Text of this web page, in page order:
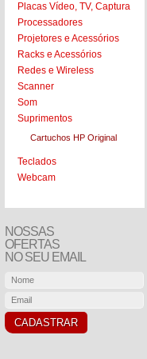
Placas Vídeo, TV, Captura
Processadores
Projetores e Acessórios
Racks e Acessórios
Redes e Wireless
Scanner
Som
Suprimentos
Cartuchos HP Original
Teclados
Webcam
NOSSAS
OFERTAS
NO SEU EMAIL
CADASTRAR